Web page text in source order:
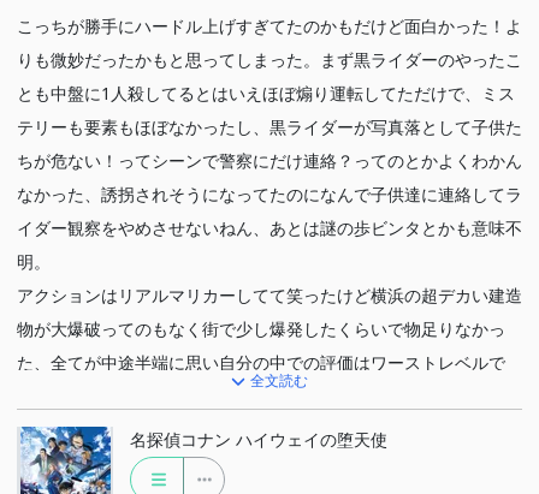
こっちが勝手にハードル上げすぎてたのかもだけど面白かった！よ
りも微妙だったかもと思ってしまった。まず黒ライダーのやったこ
とも中盤に1人殺してるとはいえほぼ煽り運転してただけで、ミス
テリーも要素もほぼなかったし、黒ライダーが写真落として子供た
ちが危ない！ってシーンで警察にだけ連絡？ってのとかよくわかん
なかった、誘拐されそうになってたのになんで子供達に連絡してラ
イダー観察をやめさせないねん、あとは謎の歩ビンタとかも意味不
明。
アクションはリアルマリカーしてて笑ったけど横浜の超デカい建造
物が大爆破ってのもなく街で少し爆発したくらいで物足りなかっ
た、全てが中途半端に思い自分の中での評価はワーストレベルで
全文読む
名探偵コナン ハイウェイの堕天使